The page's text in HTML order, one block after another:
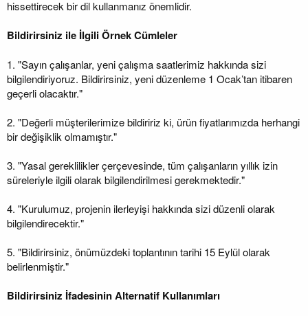
hissettirecek bir dil kullanmanız önemlidir.
Bildirirsiniz ile İlgili Örnek Cümleler
1. "Sayın çalışanlar, yeni çalışma saatlerimiz hakkında sizi
bilgilendiriyoruz. Bildirirsiniz, yeni düzenleme 1 Ocak’tan itibaren
geçerli olacaktır."
2. "Değerli müşterilerimize bildiririz ki, ürün fiyatlarımızda herhangi
bir değişiklik olmamıştır."
3. "Yasal gereklilikler çerçevesinde, tüm çalışanların yıllık izin
süreleriyle ilgili olarak bilgilendirilmesi gerekmektedir."
4. "Kurulumuz, projenin ilerleyişi hakkında sizi düzenli olarak
bilgilendirecektir."
5. "Bildirirsiniz, önümüzdeki toplantının tarihi 15 Eylül olarak
belirlenmiştir."
Bildirirsiniz İfadesinin Alternatif Kullanımları